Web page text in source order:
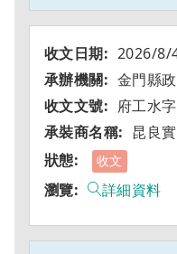
2026/8/
金門縣
府工水
昆良
收文
詳細資料